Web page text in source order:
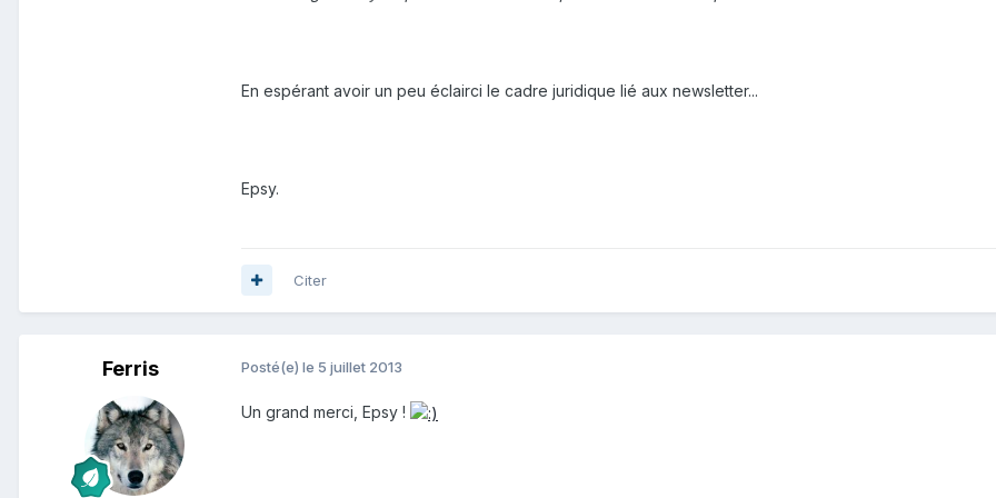
En espérant avoir un peu éclairci le cadre juridique lié aux newsletter...
Epsy.
Citer
Ferris Posté(e) le 5 juillet 2013
Un grand merci, Epsy !